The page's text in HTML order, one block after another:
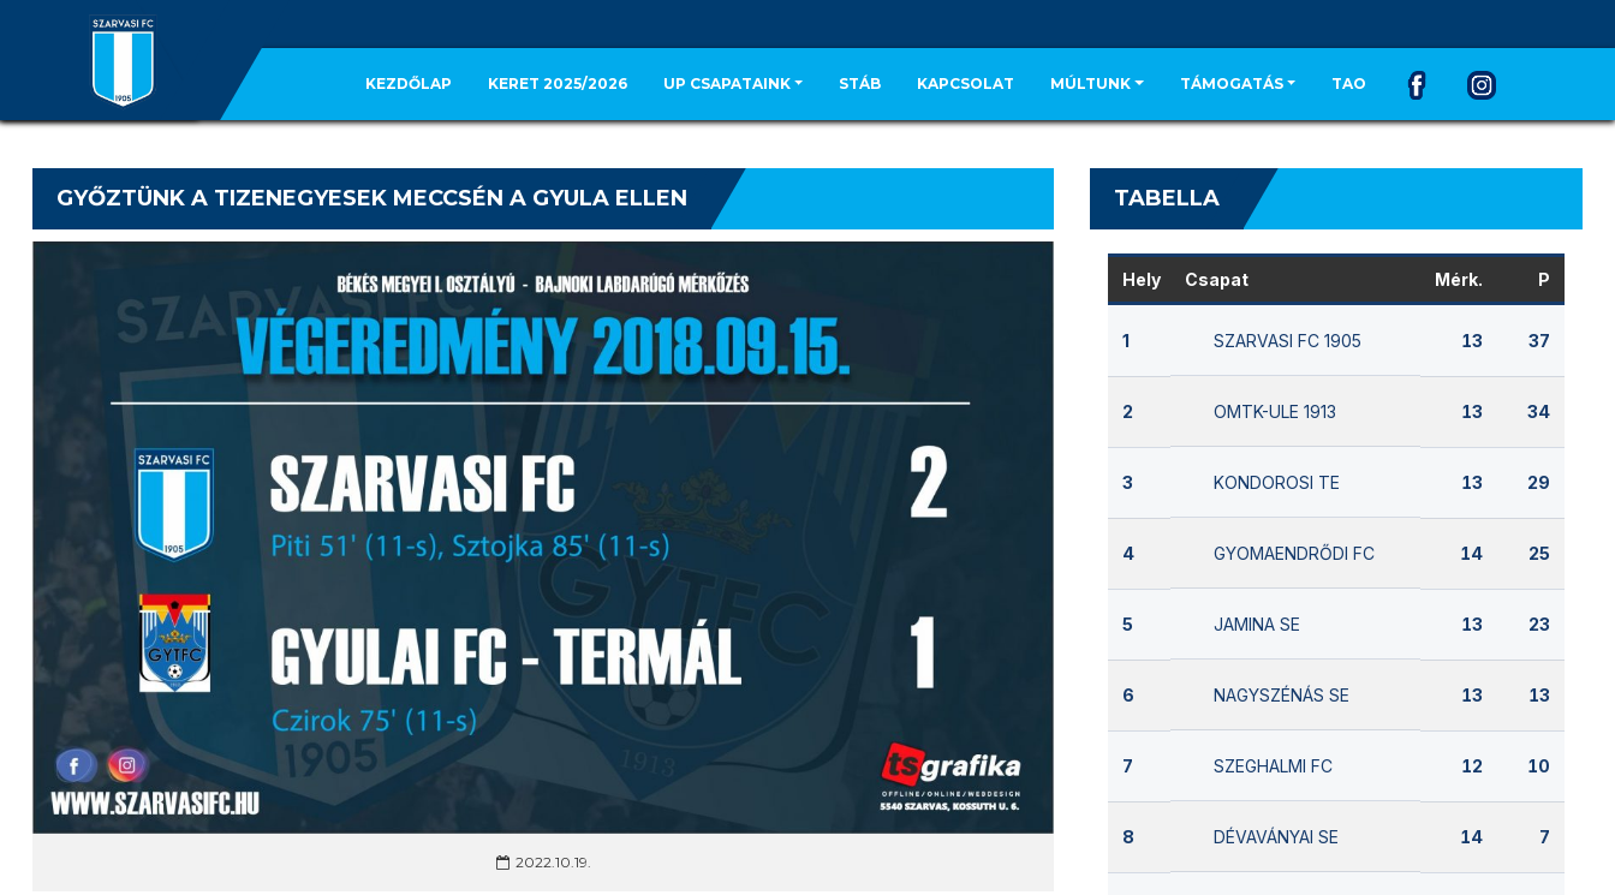
KEZDŐLAP KERET 2025/2026 UP CSAPATAINK STÁB KAPCSOLAT MÚLTUNK TÁMOGATÁS TAO
GYŐZTÜNK A TIZENEGYESEK MECCSÉN A GYULA ELLEN
2022.10.19.
TABELLA
Hely Csapat Mérk. P
1 SZARVASI FC 1905 13 37
2 OMTK-ULE 1913 13 34
3 KONDOROSI TE 13 29
4 GYOMAENDRŐDI FC 14 25
5 JAMINA SE 13 23
6 NAGYSZÉNÁS SE 13 13
7 SZEGHALMI FC 12 10
8 DÉVAVÁNYAI SE 14 7